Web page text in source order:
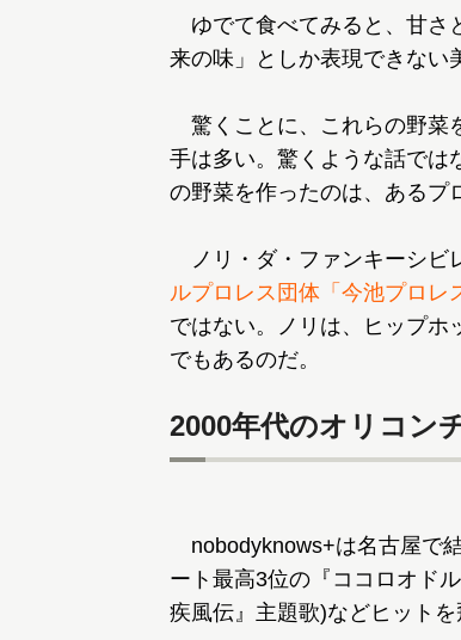
ゆでて食べてみると、甘さ
来の味」としか表現できない
驚くことに、これらの野菜
手は多い。驚くような話で
の野菜を作ったのは、あるプ
ノリ・ダ・ファンキーシビ
ルプロレス団体「今池プロレ
ではない。ノリは、ヒップホ
でもあるのだ。
2000年代のオリコン
nobodyknows+は名古屋で
ート最高3位の『ココロオド
疾風伝』主題歌)などヒットを